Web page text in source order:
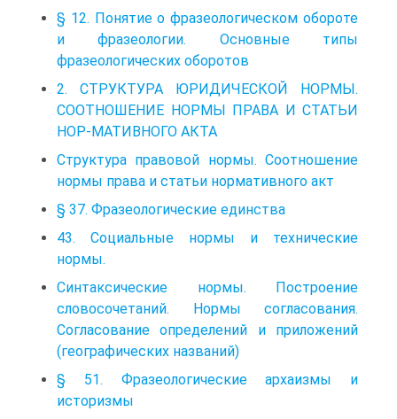
§ 12. Понятие о фразеологическом обороте
и фразеологии. Основные типы
фразеологических оборотов
2. СТРУКТУРА ЮРИДИЧЕСКОЙ НОРМЫ.
СООТНОШЕНИЕ НОРМЫ ПРАВА И СТАТЬИ
НОР-МАТИВНОГО АКТА
Структура правовой нормы. Соотношение
нормы права и статьи нормативного акт
§ 37. Фразеологические единства
43. Социальные нормы и технические
нормы.
Синтаксические нормы. Построение
словосочетаний. Нормы согласования.
Согласование определений и приложений
(географических названий)
§ 51. Фразеологические архаизмы и
историзмы